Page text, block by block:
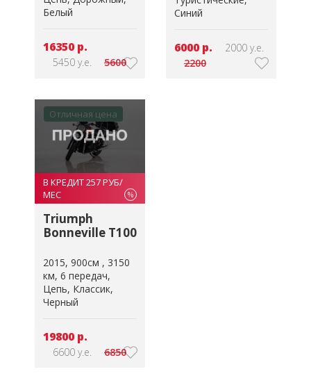
Белый
16350 р.
5450 у.е. 5600
Синий
6000 р.
2000 у.е.
2200
Отличная цена
В КРЕДИТ 257 РУБ/
МЕС
%
Triumph
Bonneville T100
2015 900см
3150
км 6 передач
Цепь Классик
Черный
19800 р.
6600 у.е. 6850